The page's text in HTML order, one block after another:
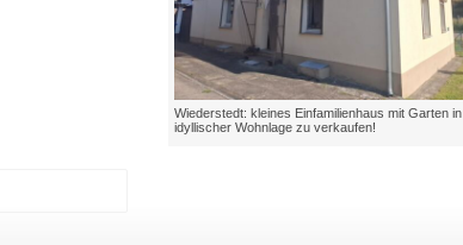
Wiederstedt: kleines Einfamilienhaus mit Garten in
idyllischer Wohnlage zu verkaufen!